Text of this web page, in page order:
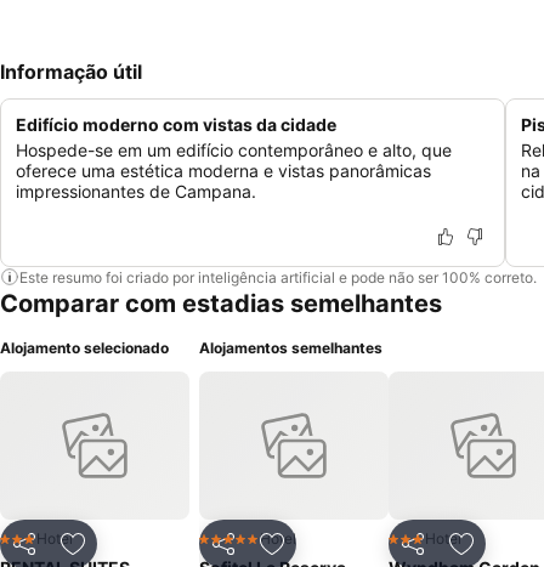
Informação útil
Edifício moderno com vistas da cidade
Hospede-se em um edifício contemporâneo e alto, que
oferece uma estética moderna e vistas panorâmicas
impressionantes de Campana.
Este resumo foi criado por inteligência artificial e pode não ser 100% correto.
Comparar com estadias semelhantes
Alojamento selecionado
PartilharAdicionar aos favoritos
3 Estrelas
Hotel
Alojamentos semelhantes
PartilharAdicionar aos favoritos
5 EstrelasHotel
Partilhar
3 Estrelas
Hotel